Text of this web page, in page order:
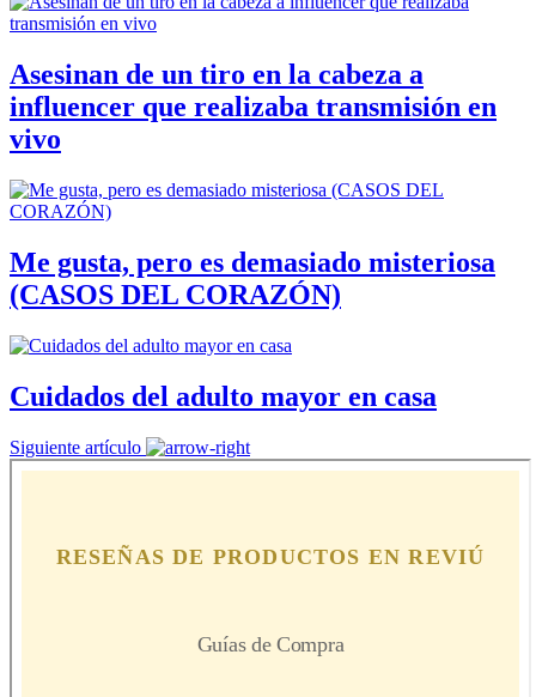
Asesinan de un tiro en la cabeza a
influencer que realizaba transmisión en
vivo
Me gusta, pero es demasiado misteriosa
(CASOS DEL CORAZÓN)
Cuidados del adulto mayor en casa
Siguiente artículo